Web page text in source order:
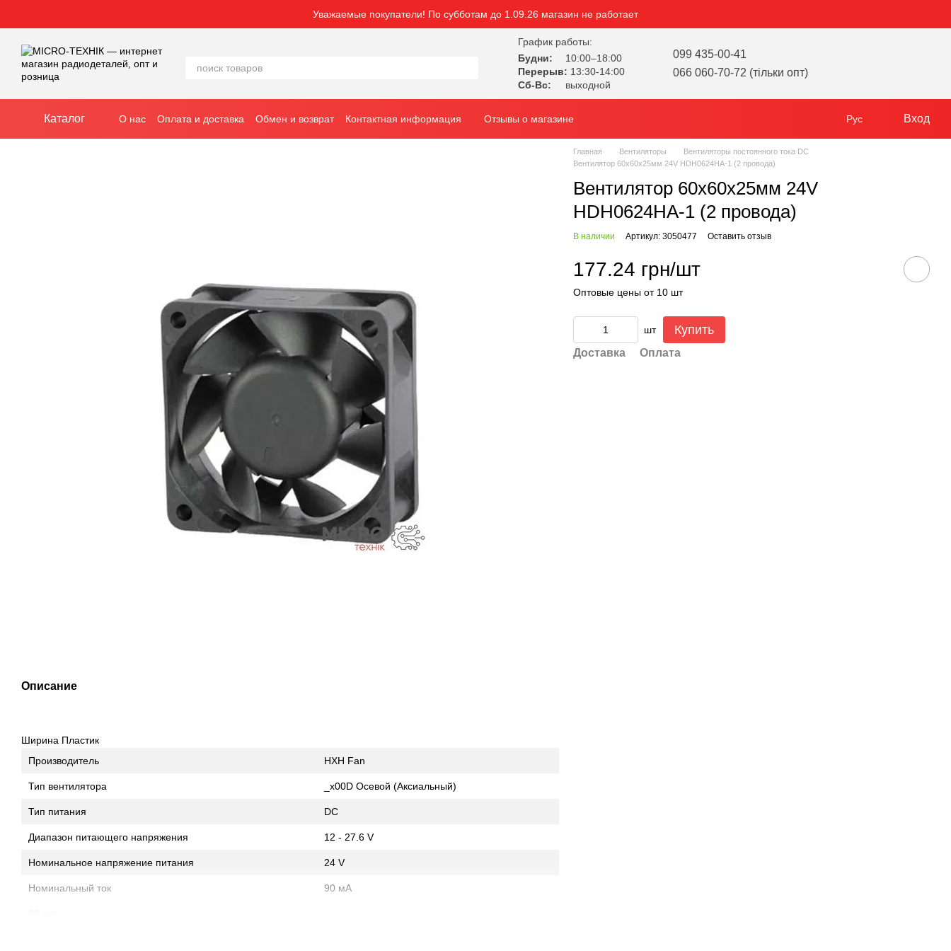
Уважаемые покупатели! По субботам до 1.09.26 магазин не работает
График работы:
Будни:
10:00–18:00
Перерыв: 13:30-14:00
Сб-Вс:
выходной
099 435-00-41
066 060-70-72 (тільки опт)
Каталог О нас Оплата и доставка Обмен и возврат Контактная информация Отзывы о магазине Рус Вход
Описание
Ширина Пластик
Производитель
HXH Fan
Тип вентилятора _x00D Осевой (Аксиальный)
Тип питания DC
Диапазон питающего напряжения 12 - 27.6 V
Номинальное напряжение питания 24 V
Номинальный ток 90 мА
Главная Вентиляторы
Вентиляторы постоянного тока DC
Вентилятор 60х60х25мм 24V HDH0624HA-1 (2 провода)
Вентилятор 60х60х25мм 24V
HDH0624HA-1 (2 провода)
В наличии Артикул: 3050477 Оставить отзыв
177.24 грн/шт
Оптовые цены от 10 шт
шт Купить
Доставка Оплата